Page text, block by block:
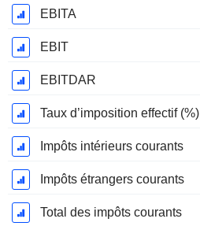
EBITA
EBIT
EBITDAR
Taux d’imposition effectif (%)
Impôts intérieurs courants
Impôts étrangers courants
Total des impôts courants